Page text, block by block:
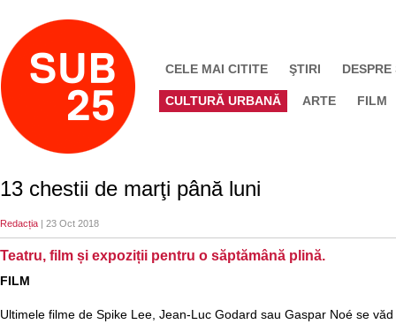
CELE MAI CITITE ŞTIRI DESPRE
CULTURĂ URBANĂ ARTE FILM
13 chestii de marţi până luni
Redacția | 23 Oct 2018
Teatru, film și expoziții pentru o săptămână plină.
FILM
Ultimele filme de Spike Lee, Jean-Luc Godard sau Gaspar Noé se văd